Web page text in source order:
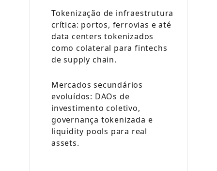
Tokenização de infraestrutura
crítica: portos, ferrovias e até
data centers tokenizados
como colateral para fintechs
de supply chain.
Mercados secundários
evoluídos: DAOs de
investimento coletivo,
governança tokenizada e
liquidity pools para real
assets.